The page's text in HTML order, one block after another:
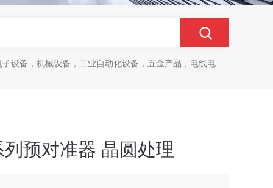
备，机械设备，工业自动化设备，五金产品，电线电缆，金属材料，电子
预对准器 晶圆处理